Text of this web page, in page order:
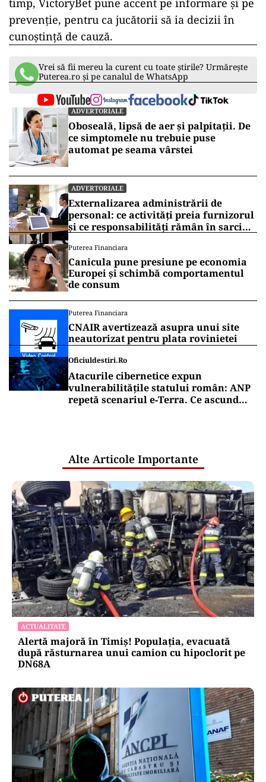
timp, VictoryBet pune accent pe informare și pe
prevenție, pentru ca jucătorii să ia decizii în
cunoștință de cauză.
Vrei să fii mereu la curent cu toate știrile? Urmărește
Puterea.ro și pe canalul de WhatsApp
ADVERTORIALE
Oboseală, lipsă de aer și palpitații. De
ce simptomele nu trebuie puse
automat pe seama vârstei
ADVERTORIALE
Externalizarea administrării de
personal: ce activități preia furnizorul
și ce responsabilități rămân în sarcina
Puterea Financiara
Canicula pune presiune pe economia
Europei și schimbă comportamentul
de consum
Puterea Financiara
CNAIR avertizează asupra unui site
neautorizat pentru plata rovinietei
Oficiuldestiri.ro
Atacurile cibernetice expun
vulnerabilitățile statului român: ANP
repetă scenariul e‑Terra. Ce ascund
Alte Articole Importante
ACTUALITATE
Alertă majoră în Timiș! Populația, evacuată
după răsturnarea unui camion cu hipoclorit pe
DN68A